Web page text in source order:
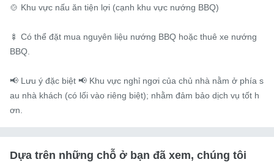
🍲 Khu vực nấu ăn tiện lợi (cạnh khu vực nướng BBQ)
🍢 Có thể đặt mua nguyên liệu nướng BBQ hoặc thuê xe nướng
BBQ.
📢 Lưu ý đặc biệt 📢 Khu vực nghỉ ngơi của chủ nhà nằm ở phía s
au nhà khách (có lối vào riêng biệt); nhằm đảm bảo dịch vụ tốt h
ơn.
Dựa trên những chỗ ở bạn đã xem, chúng tôi